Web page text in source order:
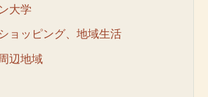
大学
ョッピング、地域生活
辺地域